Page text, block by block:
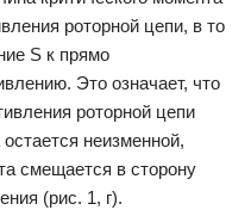
роторной цепи, в то
S к прямо
Это означает, что
роторной цепи
неизменной,
смещается в сторону
(рис. 1, г).